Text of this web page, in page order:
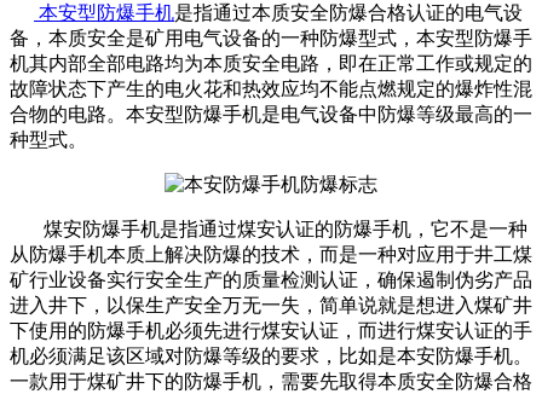
本安型防爆手机是指通过本质安全防爆合格认证的电气设
备，本质安全是矿用电气设备的一种防爆型式，本安型防爆手
机其内部全部电路均为本质安全电路，即在正常工作或规定的
故障状态下产生的电火花和热效应均不能点燃规定的爆炸性混
合物的电路。本安型防爆手机是电气设备中防爆等级最高的一
种型式。
煤安防爆手机是指通过煤安认证的防爆手机，它不是一种
从防爆手机本质上解决防爆的技术，而是一种对应用于井工煤
矿行业设备实行安全生产的质量检测认证，确保遏制伪劣产品
进入井下，以保生产安全万无一失，简单说就是想进入煤矿井
下使用的防爆手机必须先进行煤安认证，而进行煤安认证的手
机必须满足该区域对防爆等级的要求，比如是本安防爆手机。
一款用于煤矿井下的防爆手机，需要先取得本质安全防爆合格